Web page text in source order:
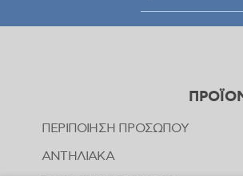
ΠΕΡΙΠΟΙΗΣΗ ΠΡΟΣΩΠΟΥ
ΑΝΤΗΛΙΑΚΑ